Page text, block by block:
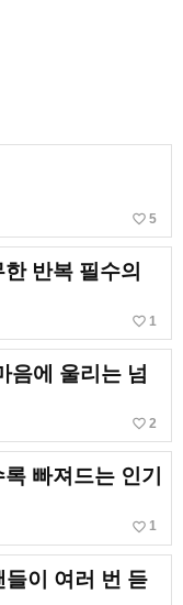
favorite_border 5
반복 필수의
favorite_border 1
음에 울리는 넘
favorite_border 2
빠져드는 인기
favorite_border 1
이 여러 번 듣